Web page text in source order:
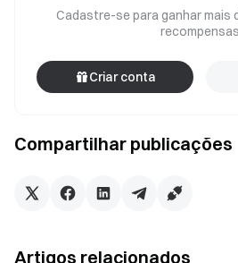
Compartilhar publicações
Cadastre-se para ganhar mais
recompensas
Criar conta
Artigos relacionados